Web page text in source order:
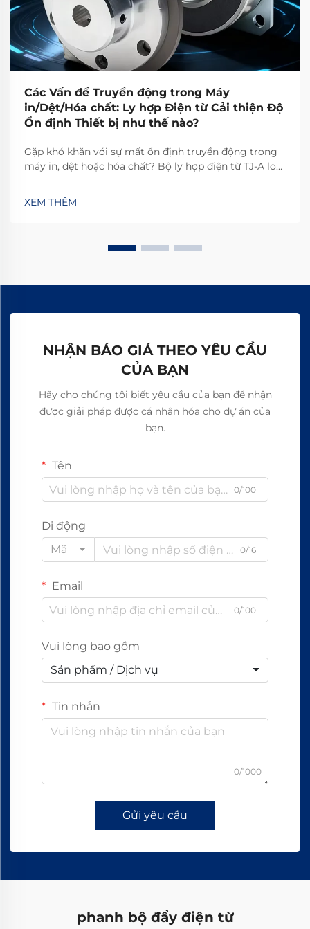
Các Vấn đề Truyền động trong Máy
in/Dệt/Hóa chất: Ly hợp Điện từ Cải thiện Độ
Ổn định Thiết bị như thế nào?
Gặp khó khăn với sự mất ổn định truyền động trong
máy in, dệt hoặc hóa chất? Bộ ly hợp điện từ TJ-A loại
bảo an toàn không chứa amiăng. Khám phá cách các
nhà sản xuất hàng đầu thế giới đạt độ tin cậy 99,8%—
XEM THÊM
NHẬN BÁO GIÁ THEO YÊU CẦU
CỦA BẠN
Hãy cho chúng tôi biết yêu cầu của bạn để nhận
được giải pháp được cá nhân hóa cho dự án của
bạn.
Tên
0/100
Di động
Mã
0/16
Email
0/100
Vui lòng bao gồm
Sản phẩm / Dịch vụ
Tin nhắn
0/1000
Gửi yêu cầu
phanh bộ đẩy điện từ